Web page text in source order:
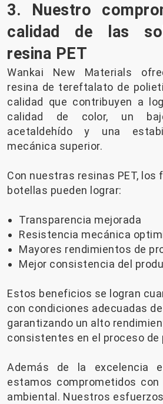
3. Nuestro
calidad de las
resina PET
Wankai New Materials
resina de tereftalato de
calidad que contribuyen a
calidad de color, un
acetaldehído y una
mecánica superior.
Con nuestras resinas PET, los
botellas pueden lograr:
Transparencia mejorada
Resistencia mecánica
Mayores rendimientos de
Mejor consistencia del
Estos beneficios se logran
con condiciones adecuadas
garantizando un alto
consistentes en el proceso de
Además de la excelencia
estamos comprometidos con
ambiental. Nuestros